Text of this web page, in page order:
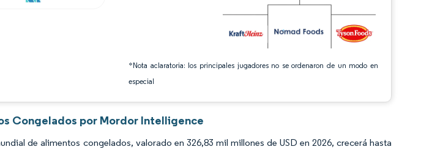
*Nota aclaratoria: los principales jugadores no se ordenaron de un modo en
especial
Congelados por Mordor Intelligence
de alimentos congelados, valorado en 326,83 mil millones de USD en 2026, crecerá hasta